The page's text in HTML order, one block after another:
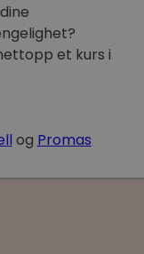
et kurs i
og Promas